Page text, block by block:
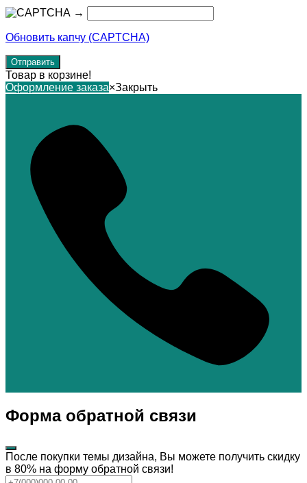
→
Обновить капчу (CAPTCHA)
Товар в корзине!
Оформление заказа×Закрыть
Форма обратной связи
После покупки темы дизайна, Вы можете получить скидку
в 80% на форму обратной связи!